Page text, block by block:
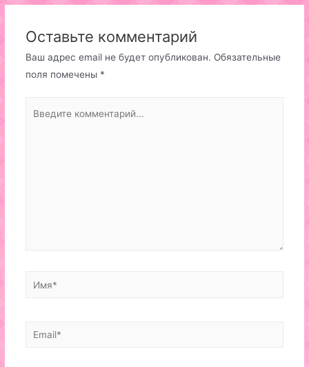
Оставьте комментарий
Ваш адрес email не будет опубликован. Обязательные
поля помечены *
комментарий...
Имя*
Email*